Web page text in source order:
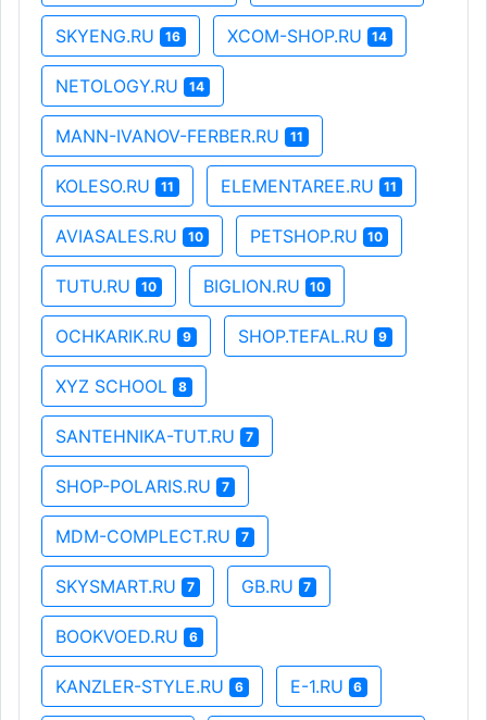
SKYENG.RU 16 XCOM-SHOP.RU 14
NETOLOGY.RU 14
MANN-IVANOV-FERBER.RU 11
KOLESO.RU 11 ELEMENTAREE.RU 11
AVIASALES.RU 10 PETSHOP.RU 10
TUTU.RU 10 BIGLION.RU 10
OCHKARIK.RU 9 SHOP.TEFAL.RU 9
XYZ SCHOOL 8
SANTEHNIKA-TUT.RU 7
SHOP-POLARIS.RU 7
MDM-COMPLECT.RU 7
SKYSMART.RU 7 GB.RU 7
BOOKVOED.RU 6
KANZLER-STYLE.RU 6 E-1.RU 6